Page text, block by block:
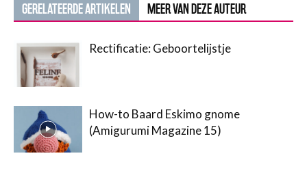
GERELATEERDE ARTIKELEN MEER VAN DEZE AUTEUR
Rectificatie: Geboortelijstje
How-to Baard Eskimo gnome
(Amigurumi Magazine 15)